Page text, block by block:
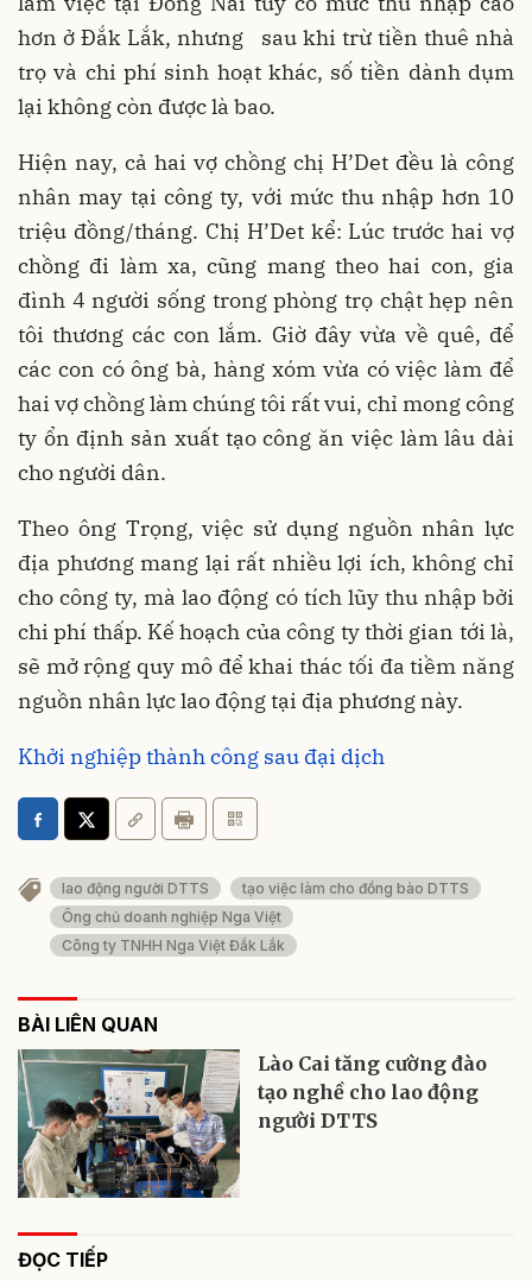
hơn ở Đắk Lắk, nhưng sau khi trừ tiền thuê nhà
trọ và chi phí sinh hoạt khác, số tiền dành dụm
lại không còn được là bao.
Hiện nay, cả hai vợ chồng chị H’Det đều là công
nhân may tại công ty, với mức thu nhập hơn 10
triệu đồng/tháng. Chị H’Det kể: Lúc trước hai vợ
chồng đi làm xa, cũng mang theo hai con, gia
đình 4 người sống trong phòng trọ chật hẹp nên
tôi thương các con lắm. Giờ đây vừa về quê, để
các con có ông bà, hàng xóm vừa có việc làm để
hai vợ chồng làm chúng tôi rất vui, chỉ mong công
ty ổn định sản xuất tạo công ăn việc làm lâu dài
cho người dân.
Theo ông Trọng, việc sử dụng nguồn nhân lực
địa phương mang lại rất nhiều lợi ích, không chỉ
cho công ty, mà lao động có tích lũy thu nhập bởi
chi phí thấp. Kế hoạch của công ty thời gian tới là,
sẽ mở rộng quy mô để khai thác tối đa tiềm năng
nguồn nhân lực lao động tại địa phương này.
Khởi nghiệp thành công sau đại dịch
lao động người DTTS
tạo việc làm cho đồng bào DTTS
Ông chủ doanh nghiệp Nga Việt
Công ty TNHH Nga Việt Đắk Lắk
BÀI LIÊN QUAN
Lào Cai tăng cường đào
tạo nghề cho lao động
người DTTS
ĐỌC TIẾP